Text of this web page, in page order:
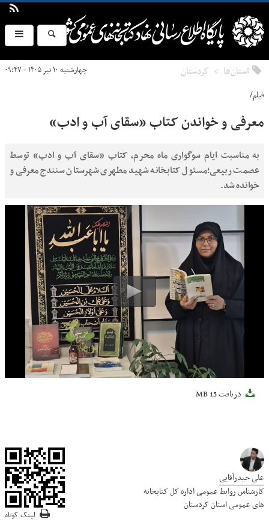
استان‌ها كردستان چهارشنبه ۱۰ تیر ۱۴۰۵ - ۰۹:۴۷
فیلم/
معرفی و خواندن کتاب «سقای آب و ادب»
به مناسبت ایام سوگواری ماه محرم، کتاب «سقای آب و ادب» توسط
عصمت ربیعی؛مسئول کتابخانه شهید مطهری شهرستان سنندج معرفی و
خوانده شد.
دریافت15 MB
علی حیدرآقایی
کارشناس روابط عمومی اداره کل کتابخانه
های عمومی استان کردستان
لینک کوتاه